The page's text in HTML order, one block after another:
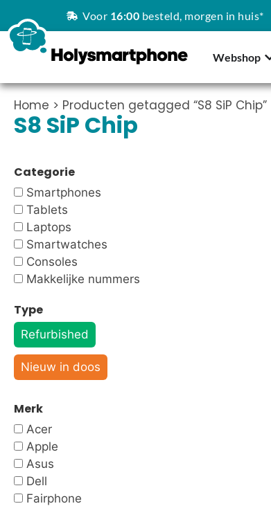
Voor 16:00 besteld, morgen in huis*
Webshop
Home > Producten getagged “S8 SiP Chip”
S8 SiP Chip
Categorie
Smartphones
Tablets
Laptops
Smartwatches
Consoles
Makkelijke nummers
Type
Refurbished
Nieuw in doos
Merk
Acer
Apple
Asus
Dell
Fairphone